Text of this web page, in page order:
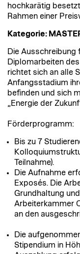
hochkarätig
Rahmen einer
Kategorie:
Die Ausschreibung
Diplomarbeiten
richtet sich an alle
Anfangsstadium
befinden und sich
„Energie der
Förderprogramm:
Bis zu 7
Teilnahme).
Die Aufnahme
Exposés. Die
Grundhaltung
Arbeiterkammer
an den
Die
Stipendium in